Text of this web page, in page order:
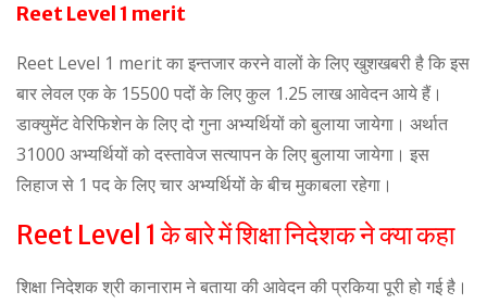
Reet Level 1 merit
Reet Level 1 merit का इन्तजार करने वालों के लिए खुशखबरी है कि इस
बार लेवल एक के 15500 पदों के लिए कुल 1.25 लाख आवेदन आये हैं।
डाक्युमेंट वेरिफिशेन के लिए दो गुना अभ्यर्थियों को बुलाया जायेगा। अर्थात
31000 अभ्यर्थियों को दस्तावेज सत्यापन के लिए बुलाया जायेगा। इस
लिहाज से 1 पद के लिए चार अभ्यर्थियों के बीच मुकाबला रहेगा।
Reet Level 1 के बारे में शिक्षा निदेशक ने क्या कहा
शिक्षा निदेशक श्री कानाराम ने बताया की आवेदन की प्रकिया पूरी हो गई है।